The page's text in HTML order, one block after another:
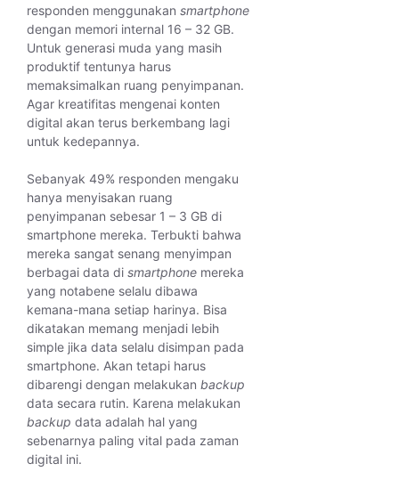
responden menggunakan smartphone
dengan memori internal 16 – 32 GB.
Untuk generasi muda yang masih
produktif tentunya harus
memaksimalkan ruang penyimpanan.
Agar kreatifitas mengenai konten
digital akan terus berkembang lagi
untuk kedepannya.
Sebanyak 49% responden mengaku
hanya menyisakan ruang
penyimpanan sebesar 1 – 3 GB di
smartphone mereka. Terbukti bahwa
mereka sangat senang menyimpan
berbagai data di smartphone mereka
yang notabene selalu dibawa
kemana-mana setiap harinya. Bisa
dikatakan memang menjadi lebih
simple jika data selalu disimpan pada
smartphone. Akan tetapi harus
dibarengi dengan melakukan backup
data secara rutin. Karena melakukan
backup data adalah hal yang
sebenarnya paling vital pada zaman
digital ini.